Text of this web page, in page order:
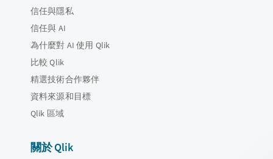
信任與隱私
信任與 AI
為什麼對 AI 使用 Qlik
比較 Qlik
精選技術合作夥伴
資料來源和目標
Qlik 區域
關於 Qlik